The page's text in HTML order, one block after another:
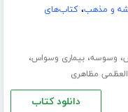
و مذهب،کتاب‌های
، وسوسه،بیماری وسواس،
العظمی مظاهری
دانلود کتاب